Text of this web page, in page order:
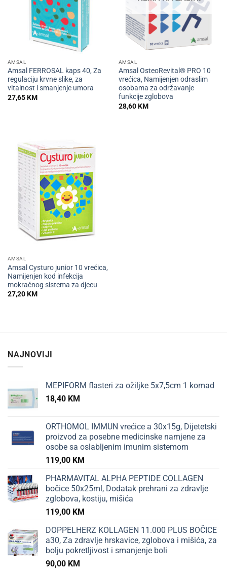
AMSAL
Amsal FERROSAL kaps 40, Za
regulaciju krvne slike, za
vitalnost i smanjenje umora
27,65KM
AMSAL
Amsal OsteoRevital® PRO 10
vrećica, Namijenjen odraslim
osobama za održavanje
funkcije zglobova
28,60KM
AMSAL
Amsal Cysturo junior 10 vrećica,
Namijenjen kod infekcija
mokraćnog sistema za djecu
27,20KM
NAJNOVIJI
MEPIFORM flasteri za ožiljke 5x7,5cm 1 komad
18,40 KM
ORTHOMOL IMMUN vrećice a 30x15g, Dijetetski
proizvod za posebne medicinske namjene za
osobe sa oslabljenim imunim sistemom
119,00 KM
PHARMAVITAL ALPHA PEPTIDE COLLAGEN
bočice 50x25ml, Dodatak prehrani za zdravlje
zglobova, kostiju, mišića
119,00 KM
DOPPELHERZ KOLLAGEN 11.000 PLUS BOČICE
a30, Za zdravlje hrskavice, zglobova i mišića, za
bolju pokretljivost i smanjenje boli
90,00 KM